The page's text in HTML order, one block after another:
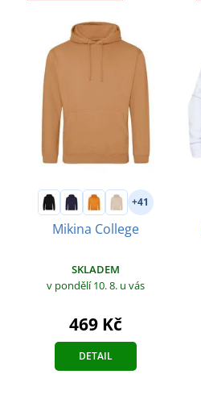
+41
Mikina College
SKLADEM
v pondělí 10. 8. u vás
469 Kč
DETAIL